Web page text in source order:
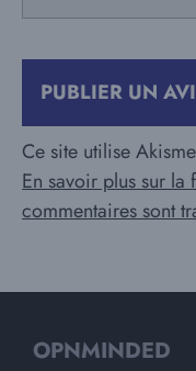
Ce site utilise
En savoir plus sur la
commentaires sont
OPNMINDED